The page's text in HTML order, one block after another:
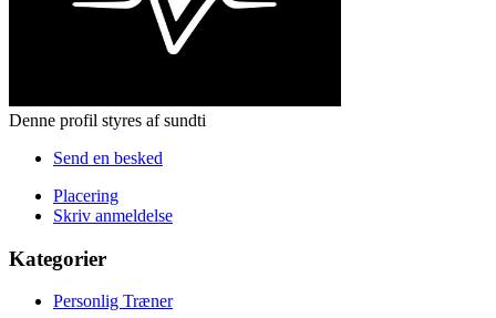
Denne profil styres af sundti
Send en besked
Placering
Skriv anmeldelse
Kategorier
Personlig Træner